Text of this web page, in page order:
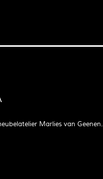
Marlies van Geenen.